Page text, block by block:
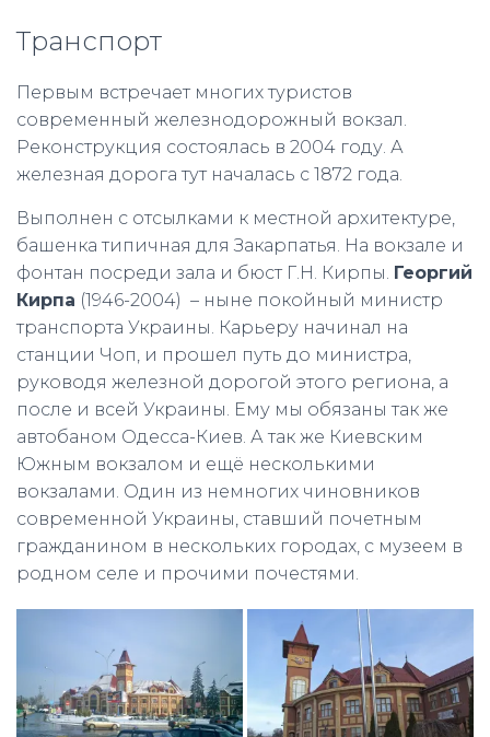
Транспорт
Первым встречает многих туристов
современный железнодорожный вокзал.
Реконструкция состоялась в 2004 году. А
железная дорога тут началась с 1872 года.
Выполнен с отсылками к местной архитектуре,
башенка типичная для Закарпатья. На вокзале и
фонтан посреди зала и бюст Г.Н. Кирпы. Георгий
Кирпа (1946-2004) – ныне покойный министр
транспорта Украины. Карьеру начинал на
станции Чоп, и прошел путь до министра,
руководя железной дорогой этого региона, а
после и всей Украины. Ему мы обязаны так же
автобаном Одесса-Киев. А так же Киевским
Южным вокзалом и ещё несколькими
вокзалами. Один из немногих чиновников
современной Украины, ставший почетным
гражданином в нескольких городах, с музеем в
родном селе и прочими почестями.